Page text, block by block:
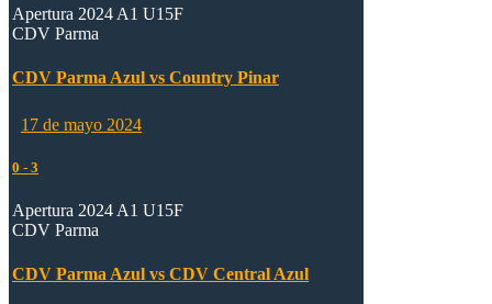
Apertura 2024 A1 U15F
CDV Parma
CDV Parma Azul vs Country Pinar
17 de mayo 2024
0 - 3
Apertura 2024 A1 U15F
CDV Parma
CDV Parma Azul vs CDV Central Azul